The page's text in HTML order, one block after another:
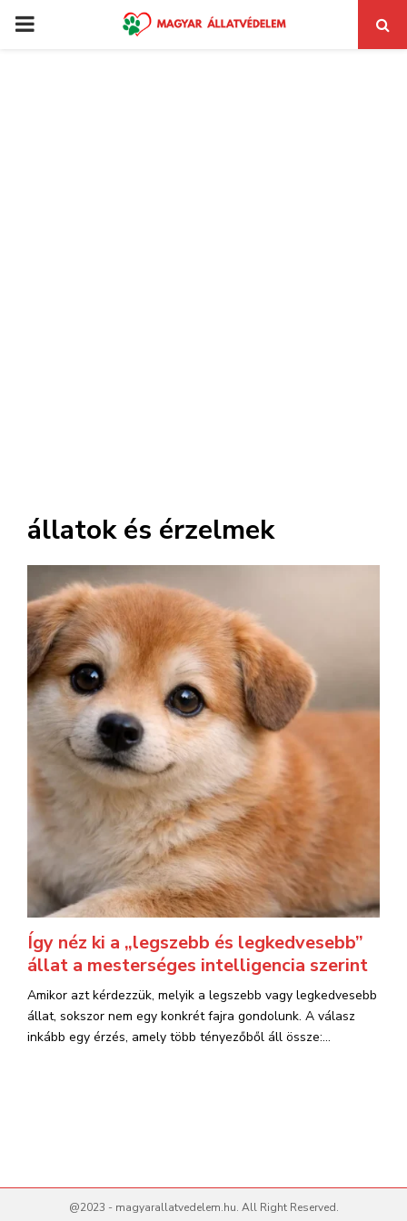
PRIMARY
állatok és érzelmek
Így néz ki a „legszebb és legkedvesebb”
állat a mesterséges intelligencia szerint
Amikor azt kérdezzük, melyik a legszebb vagy legkedvesebb
állat, sokszor nem egy konkrét fajra gondolunk. A válasz
inkább egy érzés, amely több tényezőből áll össze:...
@2023 - magyarallatvedelem.hu. All Right Reserved.